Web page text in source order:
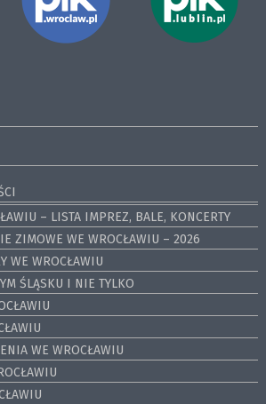
– LISTA IMPREZ, BALE, KONCERTY
ZIMOWE WE WROCŁAWIU – 2026
WE WROCŁAWIU
ŚLĄSKU I NIE TYLKO
WE WROCŁAWIU